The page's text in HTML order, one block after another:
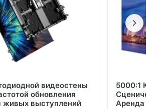
видеостены
обновления
живых выступлений
5000:1
Аренда